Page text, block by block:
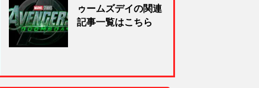
ゥームズデイの関連
記事一覧はこちら